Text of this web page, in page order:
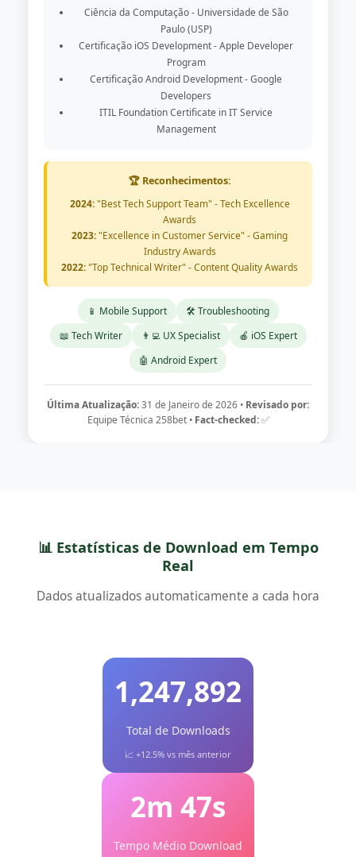
Ciência da Computação - Universidade de São
Paulo (USP)
Certificação iOS Development - Apple Developer
Program
Certificação Android Development - Google
Developers
ITIL Foundation Certificate in IT Service
Management
🏆 Reconhecimentos:
2024:"Best Tech Support Team" - Tech Excellence
Awards
2023:"Excellence in Customer Service" - Gaming
Industry Awards
2022:"Top Technical Writer" - Content Quality Awards
📱 Mobile Support
🛠️ Troubleshooting
📖 Tech Writer
👨‍💻 UX Specialist
🍎 iOS Expert
🤖 Android Expert
Última Atualização:31 de Janeiro de 2026 • Revisado por:
Equipe Técnica 258bet • Fact-checked:✅
📊 Estatísticas de Download em Tempo
Real
Dados atualizados automaticamente a cada hora
1,247,892
Total de Downloads
📈 +12.5% vs mês anterior
2m 47s
Tempo Médio Download